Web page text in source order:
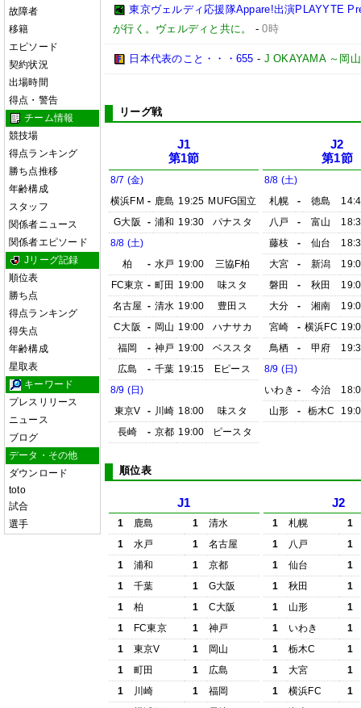
故障者
移籍
エピソード
契約状況
出場時間
得点・警告
チーム情報
競技場
得点ランキング
勝ち点推移
年齢構成
スタッフ
関係者ニュース
関係者エピソード
Jリーグ記録
順位表
勝ち点
得点ランキング
得失点
年齢構成
星取表
キーワード
プレスリリース
ニュース
ブログ
データ・その他
ダウンロード
toto
試合
選手
東京ヴェルディ応援隊Appare!出演PLAYYTE
が行く。ヴェルディと共に。
-0時
日本代表のこと・・・655 - J OKAYAMA ～岡
リーグ戦
J1
第1節
8/7 (金)
横浜FM - 鹿島 19:25 MUFG国立
G大阪
- 浦和 19:30
パナスタ
8/8 (土)
柏
- 水戸 19:00
三協F柏
FC東京 - 町田 19:00
味スタ
名古屋 - 清水 19:00
豊田ス
C大阪
- 岡山 19:00
ハナサカ
福岡
- 神戸 19:00
ベススタ
広島
- 千葉 19:15
Eピース
8/9 (日)
東京V
- 川崎 18:00
味スタ
長崎
- 京都 19:00 ピースタ
J2
第1節
8/8 (土)
札幌
- 徳島
八戸
- 富山
藤枝
- 仙台
大宮
- 新潟
磐田
- 秋田
大分
- 湘南
宮崎
- 横浜FC
鳥栖
- 甲府
8/9 (日)
いわき - 今治
山形
- 栃木C
順位表
J1
1 鹿島 1
清水
1
水戸 1
名古屋
1
浦和 1
京都
1
千葉 1
G大阪
1
柏 1
C大阪
1
FC東京 1
神戸
1
東京V 1
岡山
1
町田 1
広島
1
川崎 1
福岡
J2
1 札幌
1
1
八戸
1
1
仙台
1
1
秋田
1
1
山形
1
1
いわき
1
1
栃木C
1
1
大宮
1
1
横浜FC
1